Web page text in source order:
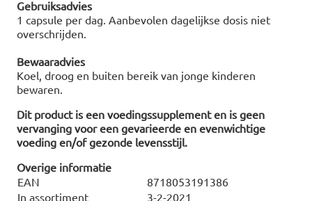
Gebruiksadvies
1 capsule per dag. Aanbevolen dagelijkse dosis niet
overschrijden.
Bewaaradvies
Koel, droog en buiten bereik van jonge kinderen
bewaren.
Dit product is een voedingssupplement en is geen
vervanging voor een gevarieerde en evenwichtige
voeding en/of gezonde levensstijl.
Overige informatie
EAN
8718053191386
In assortiment
3-2-2021